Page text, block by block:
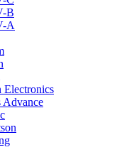
B
A
Electronics
Advance